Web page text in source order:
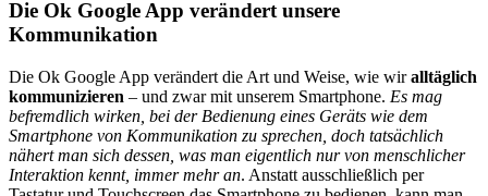
Die Ok Google App verändert unsere
Kommunikation
Die Ok Google App verändert die Art und Weise, wie wiralltäglich
kommunizieren – und zwar mit unserem Smartphone. Es mag
befremdlich wirken, bei der Bedienung eines Geräts wie dem
Smartphone von Kommunikation zu sprechen, doch tatsächlich
nähert man sich dessen, was man eigentlich nur von menschlicher
Interaktion kennt, immer mehr an. Anstatt ausschließlich per